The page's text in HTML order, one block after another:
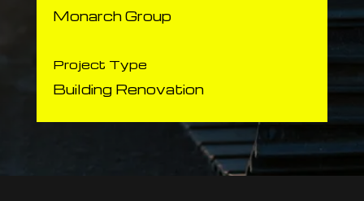
Monarch Group
Project Type
Building Renovation